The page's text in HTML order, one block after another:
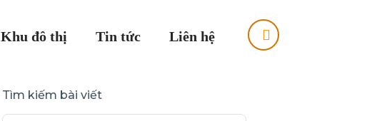
Khu đô thị Tin tức Liên hệ
Tìm kiếm bài viết